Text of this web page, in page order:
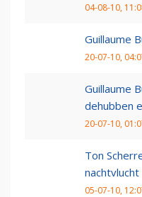
04-08-10,
Guillaume
20-07-10,
Guillaume
dehubben
20-07-10,
Ton
nachtvlucht
05-07-10,